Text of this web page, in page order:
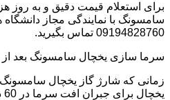
برای استعلام قیمت دقیق و به روز
سامسونگ با نمایندگی مجاز دانشگاه
09194828760 تماس بگیرید.
سرما سازی یخچال سامسونگ بعد از
زمانی که شارژ گاز یخچال سامسونگ